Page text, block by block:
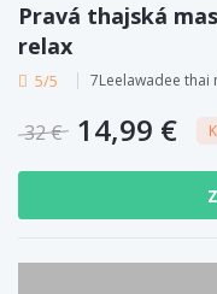
Pravá thajská
relax
5/5 7Leelawadee thai
32 € 14,99 €